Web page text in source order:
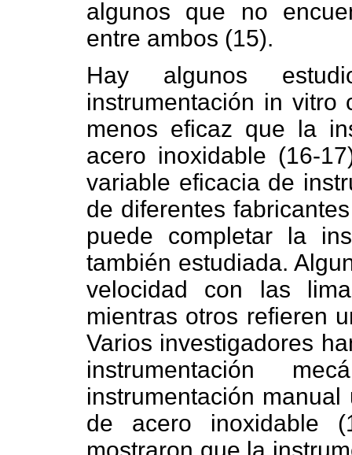
algunos que no
entre ambos (15).
Hay algunos
instrumentación in
menos eficaz que la
acero inoxidable (16-
variable eficacia de
de diferentes fabricantes
puede completar la
también estudiada.
velocidad con las
mientras otros refieren
Varios investigadores
instrumentación
instrumentación
de acero inoxidable